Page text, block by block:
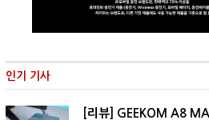
인기 기사
[리뷰] GEEKOM A8